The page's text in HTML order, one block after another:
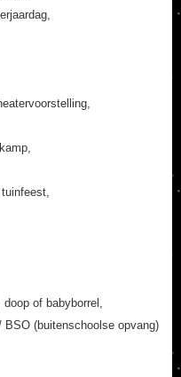
of babyborrel,
(buitenschoolse opvang)